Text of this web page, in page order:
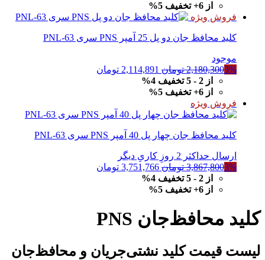
بود.
است.
از 6+ تخفیف 5%
فروش ویژه
کلید محافظ جان دو پل 25 آمپر PNS سری PNL-63
موجود
3%
2,180,300 تومان قیمت
اصلی
2,114,891 تومان
از 2 - 5 تخفیف 4%
از 6+ تخفیف 5%
فروش ویژه
کلید محافظ جان چهار پل 40 آمپر PNS سری PNL-63
ارسال حداکثر 2 روزِ کاریِ دیگر
3%
3,867,800 تومان قیمت
اصلی
3,751,766 تومان
از 2 - 5 تخفیف 4%
از 6+ تخفیف 5%
کلید محافظ‌جان PNS
لیست قیمت کلید نشتی‌جریان و محافظ‌جان